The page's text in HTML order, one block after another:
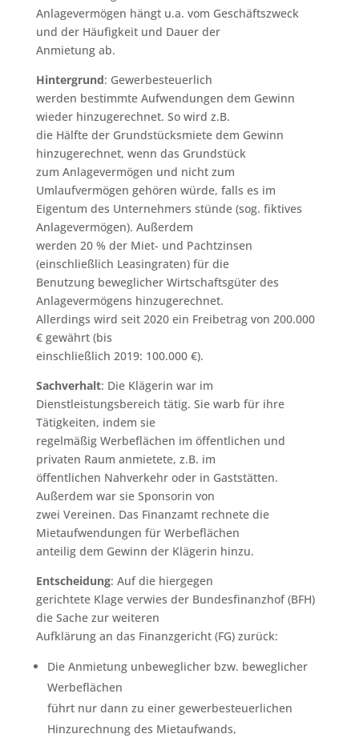
Anlagevermögen hängt u.a. vom Geschäftszweck
und der Häufigkeit und Dauer der
Anmietung ab.
Hintergrund: Gewerbesteuerlich
werden bestimmte Aufwendungen dem Gewinn
wieder hinzugerechnet. So wird z.B.
die Hälfte der Grundstücksmiete dem Gewinn
hinzugerechnet, wenn das Grundstück
zum Anlagevermögen und nicht zum
Umlaufvermögen gehören würde, falls es im
Eigentum des Unternehmers stünde (sog. fiktives
Anlagevermögen). Außerdem
werden 20 % der Miet- und Pachtzinsen
(einschließlich Leasingraten) für die
Benutzung beweglicher Wirtschaftsgüter des
Anlagevermögens hinzugerechnet.
Allerdings wird seit 2020 ein Freibetrag von 200.000
€ gewährt (bis
einschließlich 2019: 100.000 €).
Sachverhalt: Die Klägerin war im
Dienstleistungsbereich tätig. Sie warb für ihre
Tätigkeiten, indem sie
regelmäßig Werbeflächen im öffentlichen und
privaten Raum anmietete, z.B. im
öffentlichen Nahverkehr oder in Gaststätten.
Außerdem war sie Sponsorin von
zwei Vereinen. Das Finanzamt rechnete die
Mietaufwendungen für Werbeflächen
anteilig dem Gewinn der Klägerin hinzu.
Entscheidung: Auf die hiergegen
gerichtete Klage verwies der Bundesfinanzhof (BFH)
die Sache zur weiteren
Aufklärung an das Finanzgericht (FG) zurück:
Die Anmietung unbeweglicher bzw. beweglicher
Werbeflächen
führt nur dann zu einer gewerbesteuerlichen
Hinzurechnung des Mietaufwands,